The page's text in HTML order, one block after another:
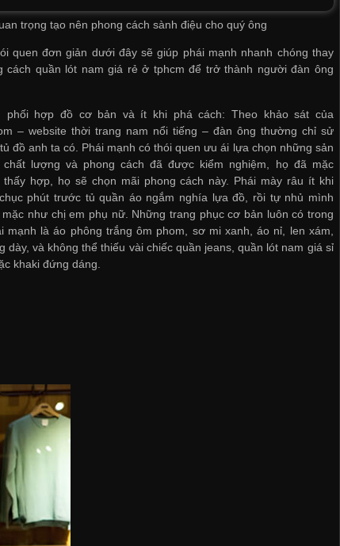
trọng tạo nên phong cách sành điệu cho quý ông
quen đơn giản dưới đây sẽ giúp phái mạnh nhanh chóng thay
cách quần lót nam giá rẻ ở tphcm để trở thành người đàn ông
phối hợp đồ cơ bản và ít khi phá cách: Theo khảo sát của
– website thời trang nam nổi tiếng – đàn ông thường chỉ sử
đồ anh ta có. Phái mạnh có thói quen ưu ái lựa chọn những sản
chất lượng và phong cách đã được kiểm nghiệm, họ đã mặc
thấy hợp, họ sẽ chọn mãi phong cách này. Phái mày râu ít khi
phút trước tủ quần áo ngắm nghía lựa đồ, rồi tự nhủ mình
như chị em phụ nữ. Những trang phục cơ bản luôn có trong
mạnh là áo phông trắng ôm phom, sơ mi xanh, áo nỉ, len xám,
dày, và không thể thiếu vài chiếc quần jeans,quần lót nam giá sỉ
khaki đứng dáng.